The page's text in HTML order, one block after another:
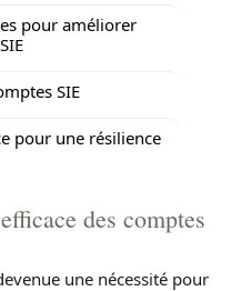
pour améliorer
SIE
pour une résilience
des comptes
une nécessité pour